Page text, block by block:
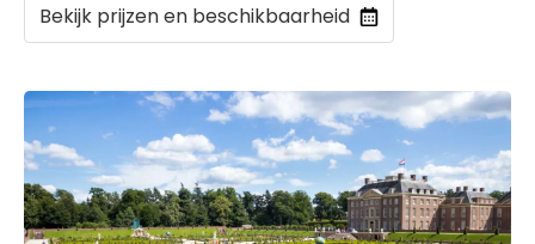
Bekijk prijzen en beschikbaarheid